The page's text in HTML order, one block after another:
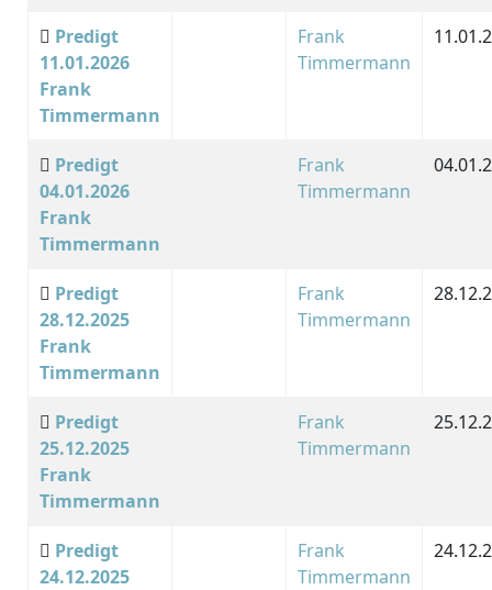
Predigt
11.01.2026
Frank
Timmermann
Frank
Timmermann
Predigt
04.01.2026
Frank
Timmermann
Frank
Timmermann
Predigt
28.12.2025
Frank
Timmermann
Frank
Timmermann
Predigt
25.12.2025
Frank
Timmermann
Frank
Timmermann
Predigt
24.12.2025
Frank
Timmermann